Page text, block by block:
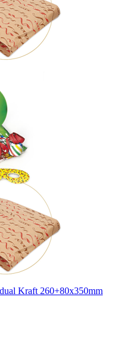
Kraft 260+80x350mm